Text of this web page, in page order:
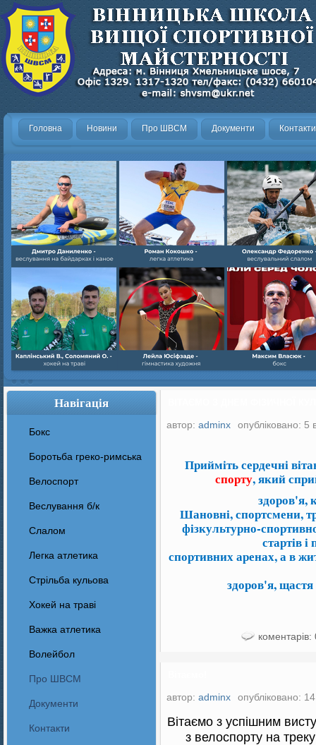
Головна Новини Про ШВСМ Документи Контакти
Навігація
Бокс
Боротьба греко-римська
Велоспорт
Веслування б/к
Cлалом
Легка атлетика
Стрільба кульова
Хокей на траві
Важка атлетика
Волейбол
Про ШВСМ
Документи
Контакти
автор: adminx опубліковано: 5
Прийміть сердечні
спорту, який
здоров'я,
Шановні, спортсмени,
фізкультурно-
стартів
спортивних аренах, а в
здоров'я, щастя
коментарів:
автор: adminx опубліковано:
Вітаємо з успішним
з велоспорту на